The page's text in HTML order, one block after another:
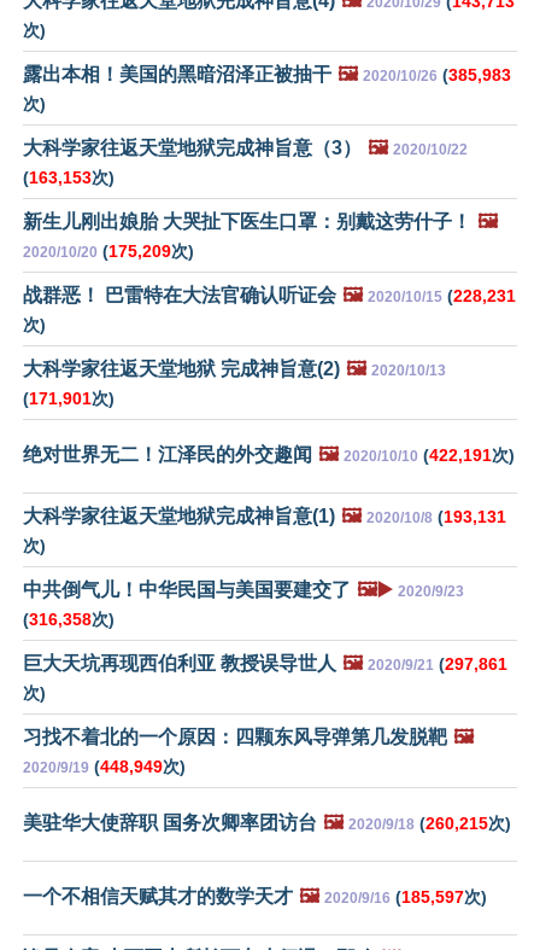
次)
露出本相！美国的黑暗沼泽正被抽干 🖼️ 2020/10/26 (385,983
次)
大科学家往返天堂地狱完成神旨意（3） 🖼️ 2020/10/22
(163,153次)
新生儿刚出娘胎 大哭扯下医生口罩：别戴这劳什子！ 🖼️
2020/10/20 (175,209次)
战群恶！ 巴雷特在大法官确认听证会 🖼️ 2020/10/15 (228,231
次)
大科学家往返天堂地狱 完成神旨意(2) 🖼️ 2020/10/13
(171,901次)
绝对世界无二！江泽民的外交趣闻 🖼️ 2020/10/10 (422,191次)
大科学家往返天堂地狱完成神旨意(1) 🖼️ 2020/10/8 (193,131
次)
中共倒气儿！中华民国与美国要建交了 🖼️▶️ 2020/9/23
(316,358次)
巨大天坑再现西伯利亚 教授误导世人 🖼️ 2020/9/21 (297,861
次)
习找不着北的一个原因：四颗东风导弹第几发脱靶 🖼️
2020/9/19 (448,949次)
美驻华大使辞职 国务次卿率团访台 🖼️ 2020/9/18 (260,215次)
一个不相信天赋其才的数学天才 🖼️ 2020/9/16 (185,597次)